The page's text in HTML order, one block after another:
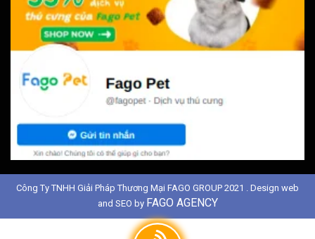
Công Ty TNHH Giải Pháp Thương Mại FAGO GROUP 2021 . Design web
and SEO by FAGO AGENCY